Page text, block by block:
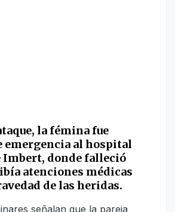
la fémina fue
emergencia al hospital
Imbert, donde falleció
atenciones médicas
de las heridas.
señalan que la pareja